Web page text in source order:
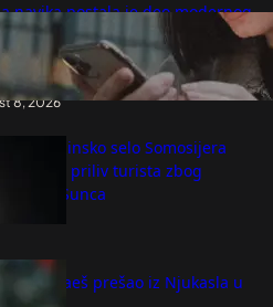
navika postala je deo modernog
Evo zašto ljudi "guglaju"
partnera i koje su zamke te
8, 2026
planinsko selo Somosijera
veliki priliv turista zbog
Sunca
Gimaraeš prešao iz Njukasla u